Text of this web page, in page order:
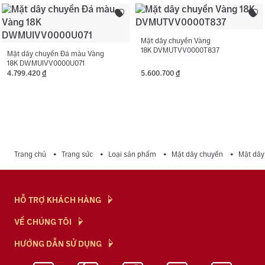
Mặt dây chuyền Đá màu Vàng
18K DWMUIVV0000U071
4.799.420 đ
Mặt dây chuyền Vàng
18K DVMUTVV0000T837
5.600.700 đ
Trang chủ Trang sức Loại sản phẩm Mặt dây chuyền Mặt
HỖ TRỢ KHÁCH HÀNG
Hỏi & Đáp
Chính Sách
Chính Sách Bảo Mật
VỀ CHÚNG TÔI
NTJ Flagship
Cửa hàng
HƯỚNG DẪN SỬ DỤNG
Bảo Quản Trang Sức